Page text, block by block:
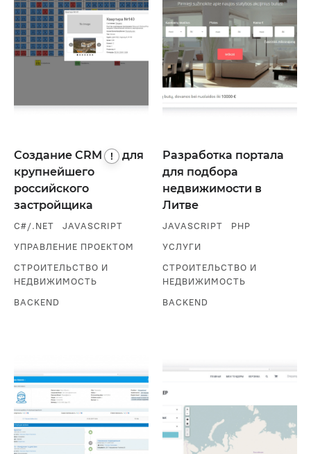
Создание CRM !
для
крупнейшего
российского
застройщика
C#/.NET
JAVASCRIPT
УПРАВЛЕНИЕ ПРОЕКТОМ
СТРОИТЕЛЬСТВО И
НЕДВИЖИМОСТЬ
BACKEND
Разработка портала
для подбора
недвижимости в
Литве
JAVASCRIPT
PHP
УСЛУГИ
СТРОИТЕЛЬСТВО И
НЕДВИЖИМОСТЬ
BACKEND